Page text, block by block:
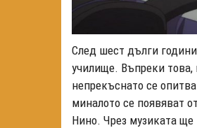
След шест дълги
училище. Въпреки
непрекъснато се
миналото се появяват
Нино. Чрез музиката ще